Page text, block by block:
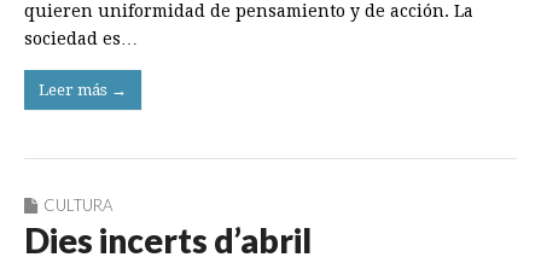
quieren uniformidad de pensamiento y de acción. La
sociedad es…
Leer más →
CULTURA
Dies incerts d’abril